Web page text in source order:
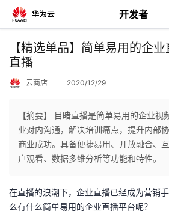
开发者
返
回
个
主
的
【精选单品】简单易用的企
直播
云商店 2020/12/29
【摘要】 目睹直播是简单易用的企业视
业对内沟通，解决培训痛点，提升内部
商业成功。具备便捷易用、开放融合、
户观看、数据多维分析等功能和特性。
在直播的浪潮下，企业直播已经成为营销
么有什么简单易用的企业直播平台呢？